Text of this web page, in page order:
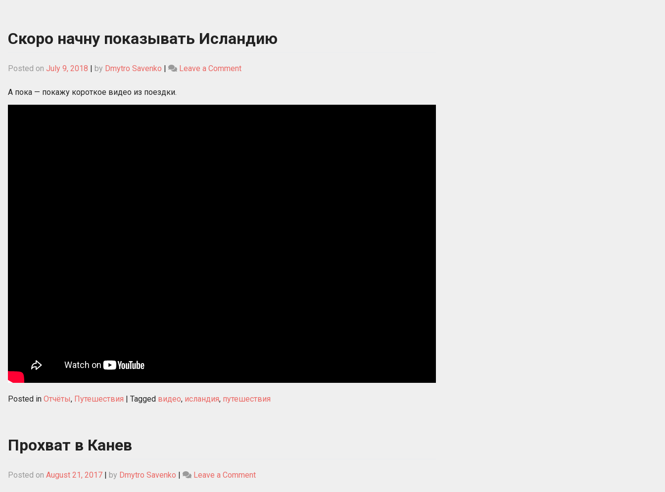
Скоро начну показывать Исландию
Posted on July 9, 2018 | by Dmytro Savenko | Leave a Commenton
показывать
А пока — покажу короткое видео из поездки.
Posted in Отчёты, Путешествия | Tagged видео, исландия, путешествия
Прохват в Канев
Posted on August 21, 2017 | by Dmytro Savenko | Leave a Commenton